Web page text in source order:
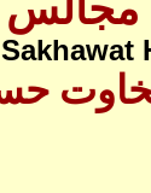
مجالس